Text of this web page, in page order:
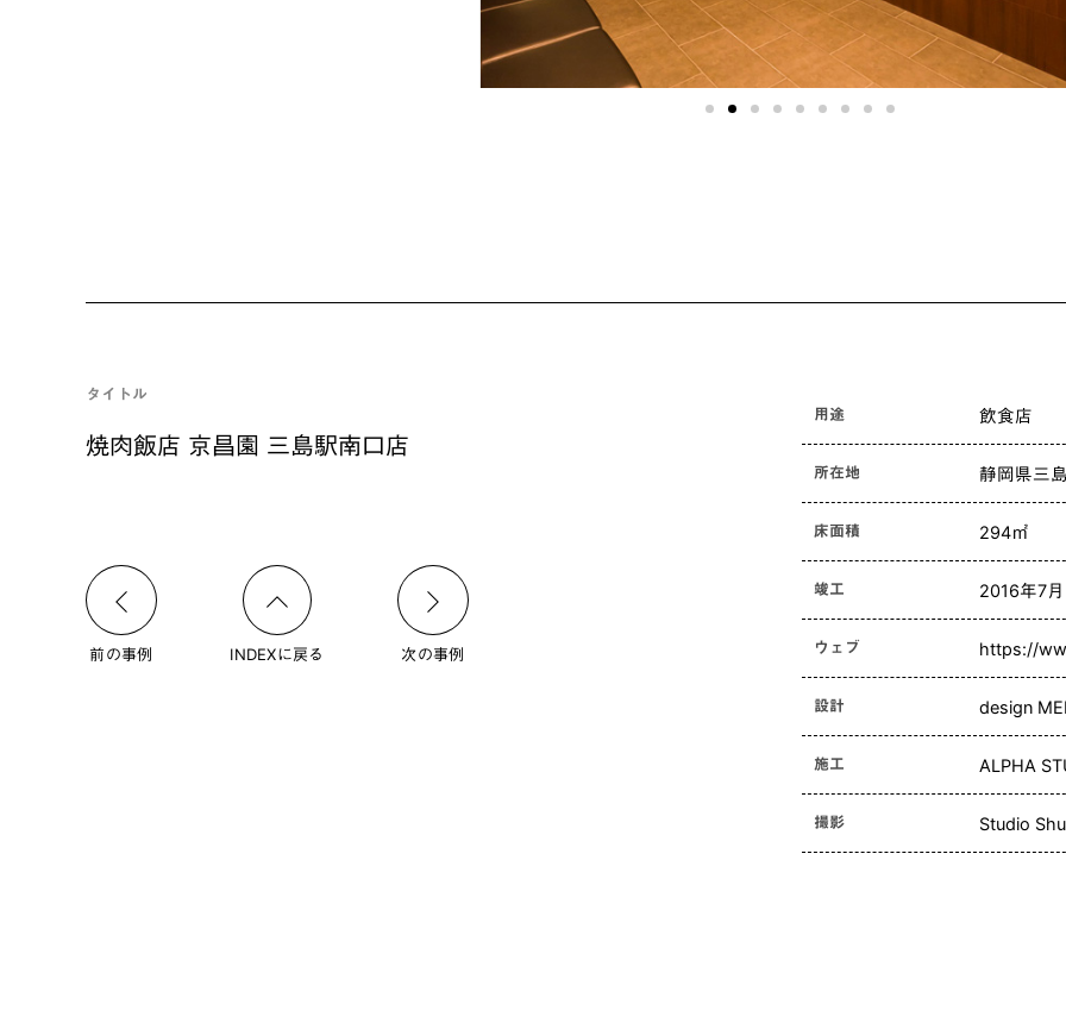
タイトル
焼肉飯店 京昌園 三島駅南口店
前の事例 INDEXに戻る 次の事例
用途 飲食店
所在地 静岡県三
床面積 294㎡
竣工 2016年7月
ウェブ https://
設計 design
施工 ALPHA
撮影 Studio